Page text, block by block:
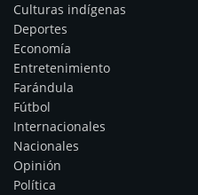
Culturas indígenas
Deportes
Economía
Entretenimiento
Farándula
Fútbol
Internacionales
Nacionales
Opinión
Política